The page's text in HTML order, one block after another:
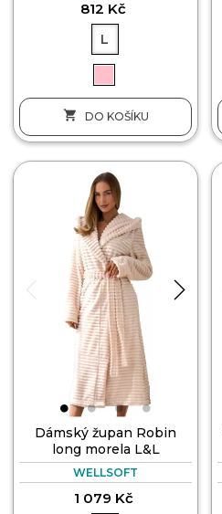
812 Kč
L
 DO KOŠÍKU
Dámský župan Robin
long morela L&L
WELLSOFT
1 079 Kč